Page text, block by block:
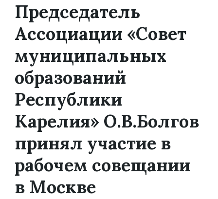
Председатель
Ассоциации «Совет
муниципальных
образований
Республики
Карелия» О.В.Болгов
принял участие в
рабочем совещании
в Москве